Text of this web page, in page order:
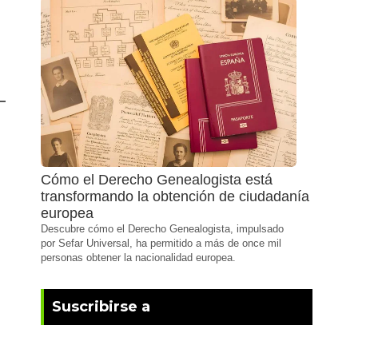
Cómo el Derecho Genealogista está
transformando la obtención de ciudadanía
europea
Descubre cómo el Derecho Genealogista, impulsado
por Sefar Universal, ha permitido a más de once mil
personas obtener la nacionalidad europea.
Suscribirse a